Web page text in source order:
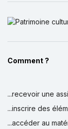
Comment ?
...recevoir une
...inscrire des
...accéder au